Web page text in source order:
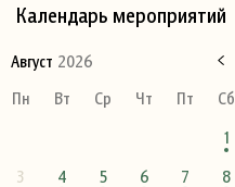
Календарь мероприятий
Август 2026
Пн
Вт Ср Чт Пт Сб
1
3
4 5 6 7 8